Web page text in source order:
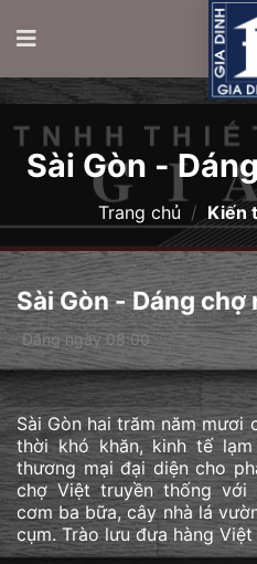
Sài Gòn -
Trang chủ / Kiến
Sài Gòn - Dáng chợ
Đăng ngày 08:00
Sài Gòn hai trăm năm mươi
thời khó khăn, kinh tế
thương mại đại diện cho
chợ Việt truyền thống với
cơm ba bữa, cây nhà lá
cụm. Trào lưu đưa hàng